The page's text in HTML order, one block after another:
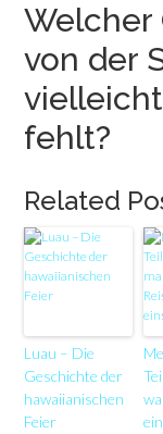
Welcher
von der
fehlt?
Related
Luau – Die
Geschichte der
hawaiianischen
Feier